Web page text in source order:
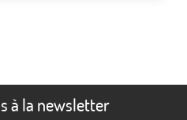
à la newsletter